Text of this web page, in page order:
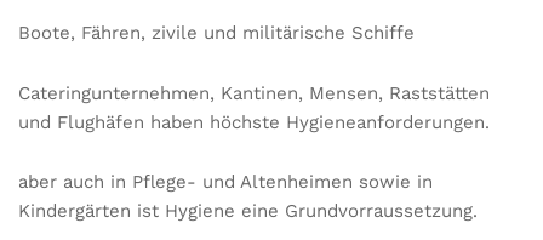
Boote, Fähren, zivile und militärische Schiffe
Cateringunternehmen, Kantinen, Mensen, Raststätten
und Flughäfen haben höchste Hygieneanforderungen.
aber auch in Pflege- und Altenheimen sowie in
Kindergärten ist Hygiene eine Grundvorraussetzung.